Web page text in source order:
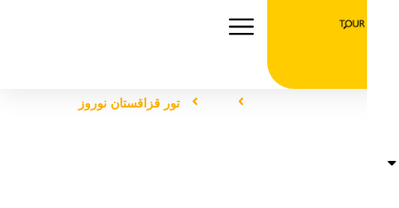
تور تور قزاقستان نوروز